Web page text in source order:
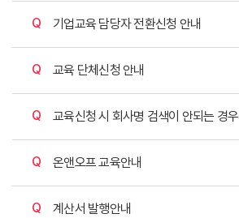
질문
기업교육 담당자 전환신청 안내
질문
교육 단체신청 안내
질문
교육신청 시 회사명 검색이 안되는 경우
질문
온앤오프 교육안내
질문
계산서 발행안내